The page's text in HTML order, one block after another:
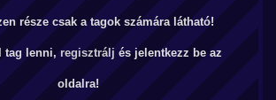
része csak a tagok számára látható!
tag lenni, regisztrálj és jelentkezz be az
oldalra!